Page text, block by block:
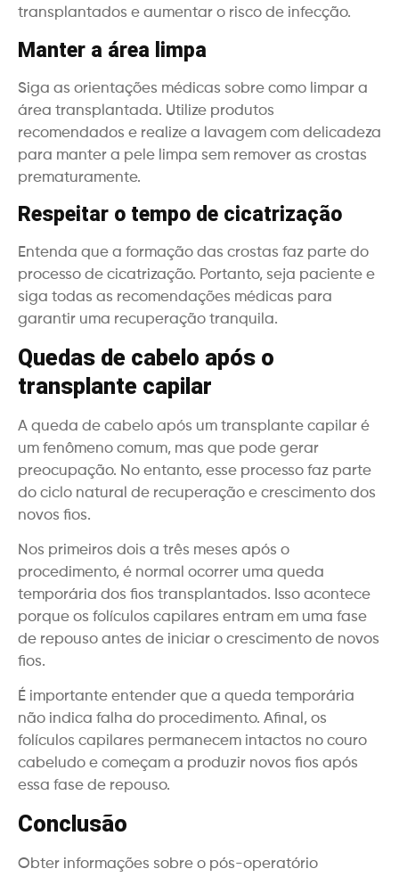
transplantados e aumentar o risco de infecção.
Manter a área limpa
Siga as orientações médicas sobre como limpar a
área transplantada. Utilize produtos
recomendados e realize a lavagem com delicadeza
para manter a pele limpa sem remover as crostas
prematuramente.
Respeitar o tempo de cicatrização
Entenda que a formação das crostas faz parte do
processo de cicatrização. Portanto, seja paciente e
siga todas as recomendações médicas para
garantir uma recuperação tranquila.
Quedas de cabelo após o
transplante capilar
A queda de cabelo após um transplante capilar é
um fenômeno comum, mas que pode gerar
preocupação. No entanto, esse processo faz parte
do ciclo natural de recuperação e crescimento dos
novos fios.
Nos primeiros dois a três meses após o
procedimento, é normal ocorrer uma queda
temporária dos fios transplantados. Isso acontece
porque os folículos capilares entram em uma fase
de repouso antes de iniciar o crescimento de novos
fios.
É importante entender que a queda temporária
não indica falha do procedimento. Afinal, os
folículos capilares permanecem intactos no couro
cabeludo e começam a produzir novos fios após
essa fase de repouso.
Conclusão
Obter informações sobre o pós-operatório